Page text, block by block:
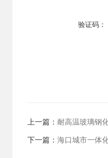
验证码：
上一篇： 耐高温玻璃钢
下一篇： 海口城市一体